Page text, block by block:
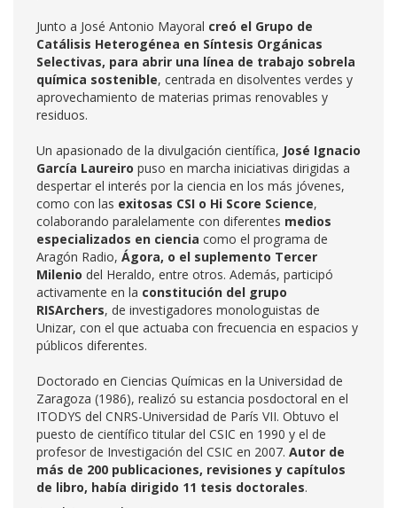
Junto a José Antonio Mayoral creó el Grupo de
Catálisis Heterogénea en Síntesis Orgánicas
Selectivas, para abrir una línea de trabajo sobrela
química sostenible, centrada en disolventes verdes y
aprovechamiento de materias primas renovables y
residuos.
Un apasionado de la divulgación científica, José Ignacio
García Laureiro puso en marcha iniciativas dirigidas a
despertar el interés por la ciencia en los más jóvenes,
como con las exitosas CSI o Hi Score Science,
colaborando paralelamente con diferentes medios
especializados en ciencia como el programa de
Aragón Radio, Ágora, o el suplemento Tercer
Milenio del Heraldo, entre otros. Además, participó
activamente en la constitución del grupo
RISArchers, de investigadores monologuistas de
Unizar, con el que actuaba con frecuencia en espacios y
públicos diferentes.
Doctorado en Ciencias Químicas en la Universidad de
Zaragoza (1986), realizó su estancia posdoctoral en el
ITODYS del CNRS-Universidad de París VII. Obtuvo el
puesto de científico titular del CSIC en 1990 y el de
profesor de Investigación del CSIC en 2007. Autor de
más de 200 publicaciones, revisiones y capítulos
de libro, había dirigido 11 tesis doctorales.